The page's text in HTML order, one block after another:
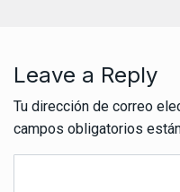
Leave a Reply
Tu dirección de correo
campos obligatorios